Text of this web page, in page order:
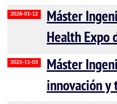
2026-01-12
Máster
Health Expo
2025-11-03
Máster
innovación y